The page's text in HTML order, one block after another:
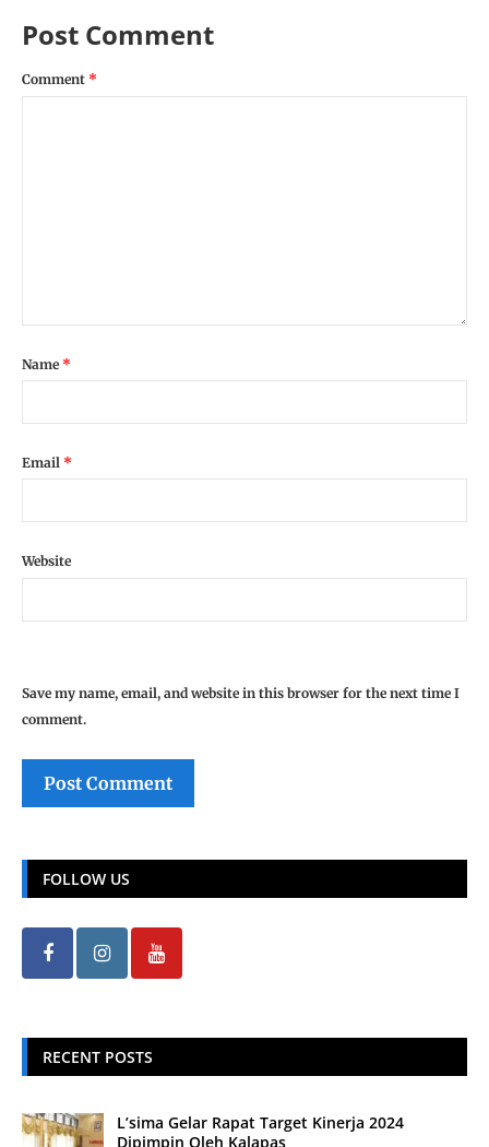
Post Comment
Comment *
Name *
Email *
Website
Save my name, email, and website in this browser for the next time I
comment.
FOLLOW US
RECENT POSTS
L’sima Gelar Rapat Target Kinerja 2024
Dipimpin Oleh Kalapas